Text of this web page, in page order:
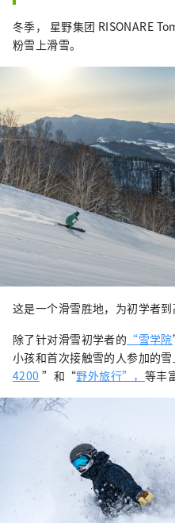
冬季， 星野集团 RISONARE
粉雪上滑雪。
这是一个滑雪胜地，为初学者到
除了针对滑雪初学者的 “雪学院
小孩和首次接触雪的人参加的
4200 ”和“野外旅行”， 等丰